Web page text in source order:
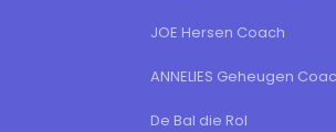
JOE Hersen Coach
ANNELIES Geheugen
De Bal die Rol